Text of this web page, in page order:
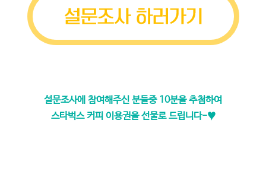
설문조사에 참여해주신 분들중 10분을 추첨하여
스타벅스 커피 이용권을 선물로 드립니다-♥